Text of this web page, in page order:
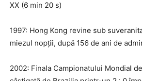
XX (6 min 20 s)
1997: Hong Kong revine sub
miezul nopții, după 156 de ani de
2002: Finala Campionatului Mondial